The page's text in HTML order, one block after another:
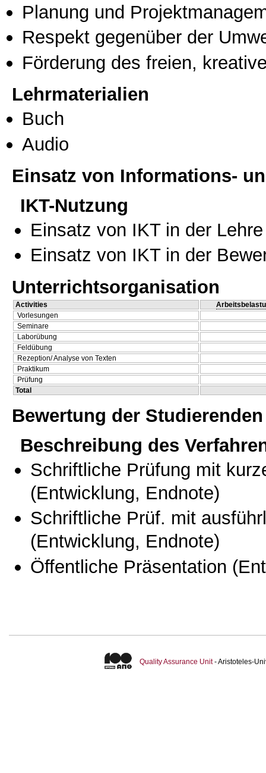
Planung und
Respekt gegenüber der
Förderung des freien,
Lehrmaterialien
Buch
Audio
Einsatz von Informations-
IKT-Nutzung
Einsatz von IKT in der Lehre
Einsatz von IKT in der
Unterrichtsorganisation
Activities
Vorlesungen
Seminare
Laborübung
Feldübung
Rezeption/ Analyse von Texten
Praktikum
Prüfung
Total
Bewertung der Studierenden
Beschreibung des
Schriftliche Prüfung mit
(Entwicklung, Endnote)
Schriftliche Prüf. mit
(Entwicklung, Endnote)
Öffentliche Präsentation
Quality Assurance Unit- Aristoteles-